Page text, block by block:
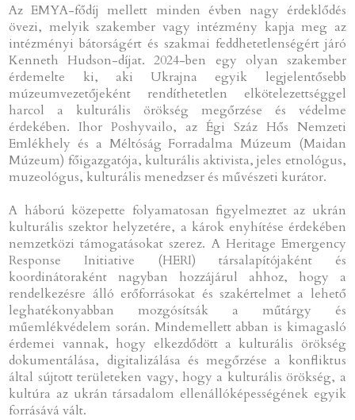
Az EMYA-fődíj mellett minden évben nagy érdeklődés
övezi, melyik szakember vagy intézmény kapja meg az
intézményi bátorságért és szakmai feddhetetlenségért járó
Kenneth Hudson-díjat. 2024-ben egy olyan szakember
érdemelte ki, aki Ukrajna egyik legjelentősebb
múzeumvezetőjeként rendíthetetlen elkötelezettséggel
harcol a kulturális örökség megőrzése és védelme
érdekében. Ihor Poshyvailo, az Égi Száz Hős Nemzeti
Emlékhely és a Méltóság Forradalma Múzeum (Maidan
Múzeum) főigazgatója, kulturális aktivista, jeles etnológus,
muzeológus, kulturális menedzser és művészeti kurátor.
A háború közepette folyamatosan figyelmeztet az ukrán
kulturális szektor helyzetére, a károk enyhítése érdekében
nemzetközi támogatásokat szerez. A Heritage Emergency
Response Initiative (HERI) társalapítójaként és
koordinátoraként nagyban hozzájárul ahhoz, hogy a
rendelkezésre álló erőforrásokat és szakértelmet a lehető
leghatékonyabban mozgósítsák a műtárgy és
műemlékvédelem során. Mindemellett abban is kimagasló
érdemei vannak, hogy elkezdődött a kulturális örökség
dokumentálása, digitalizálása és megőrzése a konfliktus
által sújtott területeken vagy, hogy a kulturális örökség, a
kultúra az ukrán társadalom ellenállóképességének egyik
forrásává vált.